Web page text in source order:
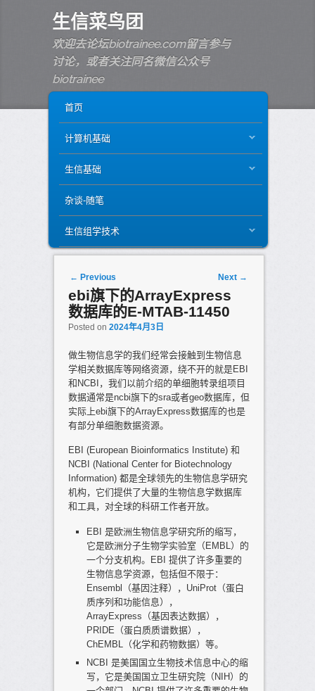
生信菜鸟团
欢迎去论坛biotrainee.com留言参与
讨论，或者关注同名微信公众号
biotrainee
SKIP TO PRIMARY CONTENT
SKIP TO SECONDARY CONTENT
首页
计算机基础
生信基础
杂谈-随笔
生信组学技术
Post navigation
← Previous Next →
ebi旗下的ArrayExpress
数据库的E-MTAB-11450
Posted on 2024年4月3日
做生物信息学的我们经常会接触到生物信息
学相关数据库等网络资源，绕不开的就是EBI
和NCBI，我们以前介绍的单细胞转录组项目
数据通常是ncbi旗下的sra或者geo数据库，但
实际上ebi旗下的ArrayExpress数据库的也是
有部分单细胞数据资源。
EBI (European Bioinformatics Institute) 和
NCBI (National Center for Biotechnology
Information) 都是全球领先的生物信息学研究
机构，它们提供了大量的生物信息学数据库
和工具，对全球的科研工作者开放。
EBI 是欧洲生物信息学研究所的缩写，
它是欧洲分子生物学实验室（EMBL）的
一个分支机构。EBI 提供了许多重要的
生物信息学资源，包括但不限于：
Ensembl（基因注释），UniProt（蛋白
质序列和功能信息），
ArrayExpress（基因表达数据），
PRIDE（蛋白质质谱数据），
ChEMBL（化学和药物数据）等。
NCBI 是美国国立生物技术信息中心的缩
写，它是美国国立卫生研究院（NIH）的